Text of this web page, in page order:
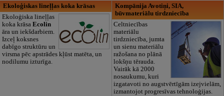
Ekoloģiskas lineļļas koka krāsas
Ekoloģiska lineļļas
koka krāsa Ecolin
āra un iekšdarbiem.
Izceļ koksnes
dabīgo struktūru un
virsma pēc apstrādes kļūst matēta, un
nodilumu izturīga.
Kompānija Avotiņi, SIA,
būvmateriālu tirdzniecība
Celtniecības
materiālu
tirdzniecība, jumta
un sienu materiālu
ražošana no plānā
lokšņu tērauda.
Vairāk kā 2000
nosaukumu, kuri
izgatavoti no augstvērtīgām izejvielām,
izmantojot progresīvas tehnoloģijas.